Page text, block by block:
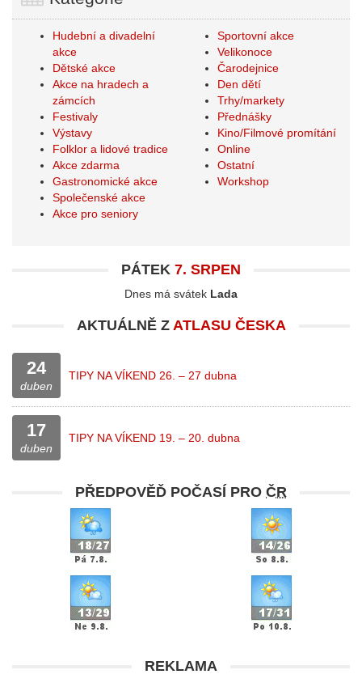
Hudební a divadelní
akce
Dětské akce
Akce na hradech a
zámcích
Festivaly
Výstavy
Folklor a lidové tradice
Akce zdarma
Gastronomické akce
Společenské akce
Akce pro seniory
Sportovní akce
Velikonoce
Čarodejnice
Den dětí
Trhy/markety
Přednášky
Kino/Filmové promítání
Online
Ostatní
Workshop
PÁTEK 7. SRPEN
Dnes má svátek Lada
AKTUÁLNĚ Z ATLASU ČESKA
24
duben
TIPY NA VÍKEND 26. – 27 dubna
17
duben
TIPY NA VÍKEND 19. – 20. dubna
PŘEDPOVĚĎ POČASÍ PRO ČR
REKLAMA